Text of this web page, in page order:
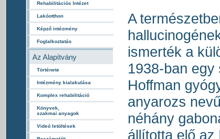
Rehabilitációs Intézet
Lakóotthon
Képző intézmény
Foglalkoztatás
Az Alapítvány
Története
Intézmény kialakulása
Komplex rehabilitáció
Könyvek,
szakmai anyagok
Videó letöltések
A
ismerték a
1938-ban egy
Hoffman
anyarozs
néhány
állította elő az